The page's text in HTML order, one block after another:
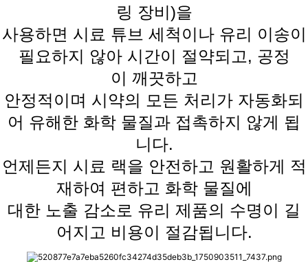
링 장비)을
사용하면 시료 튜브 세척이나 유리 이송이
필요하지 않아 시간이 절약되고, 공정
이 깨끗하고
안정적이며 시약의 모든 처리가 자동화되
어 유해한 화학 물질과 접촉하지 않게 됩
니다.
언제든지 시료 랙을 안전하고 원활하게 적
재하여 편하고 화학 물질에
대한 노출 감소로 유리 제품의 수명이 길
어지고 비용이 절감됩니다.